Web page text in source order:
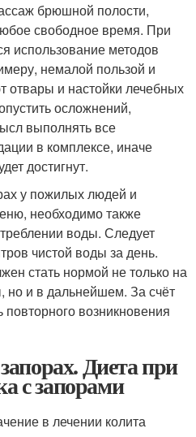
брюшной полости,
свободное время. При
использование методов
немалой пользой и
отвары и настойки лечебных
осложнений,
выполнять все
в комплексе, иначе
достигнут.
у пожилых людей и
необходимо также
воды. Следует
чистой воды за день.
стать нормой не только на
но и в дальнейшем. За счёт
повторного возникновения
Диета при
с запорами
в лечении колита